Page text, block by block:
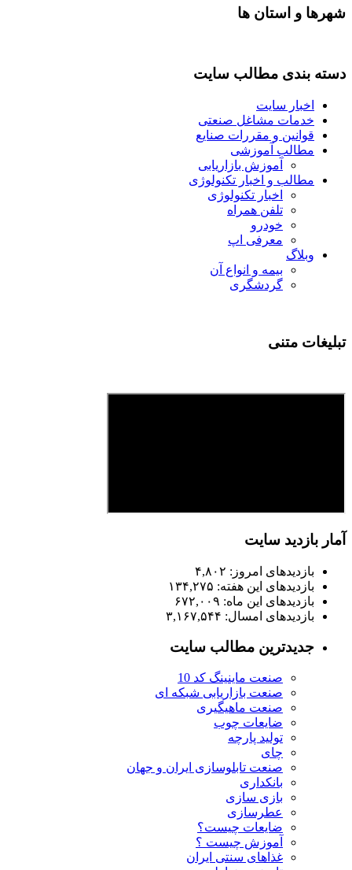
شهرها و استان ها
دسته بندی مطالب سایت
اخبار سایت
خدمات مشاغل صنعتی
قوانین و مقررات صنایع
مطالب آموزشی
آموزش بازاریابی
مطالب و اخبار تکنولوژی
اخبار تکنولوژی
تلفن همراه
خودرو
معرفی اپ
وبلاگ
بیمه و انواع آن
گردشگری
تبلیغات متنی
آمار بازدید سایت
بازدیدهای امروز: ۴,۸۰۲
بازدیدهای این هفته: ۱۳۴,۲۷۵
بازدیدهای این ماه: ۶۷۲,۰۰۹
بازدیدهای امسال: ۳,۱۶۷,۵۴۴
جدیدترین مطالب سایت
صنعت ماینینگ کد 10
صنعت بازاریابی شبکه ای
صنعت ماهیگیری
ضایعات چوب
تولید پارچه
چای
صنعت تابلوسازی ایران و جهان
بانکداری
بازی سازی
عطرسازی
ضایعات چیست؟
آموزش چیست ؟
غذاهای سنتی ایران